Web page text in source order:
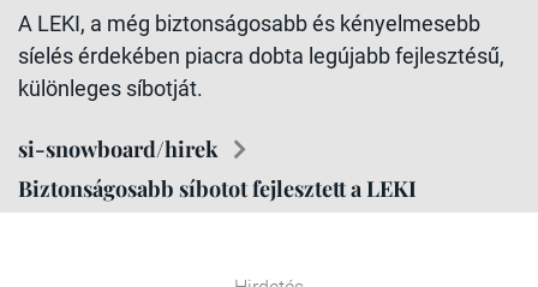
A LEKI, a még biztonságosabb és kényelmesebb
síelés érdekében piacra dobta legújabb fejlesztésű,
különleges síbotját.
si-snowboard/hirek
Biztonságosabb síbotot fejlesztett a LEKI